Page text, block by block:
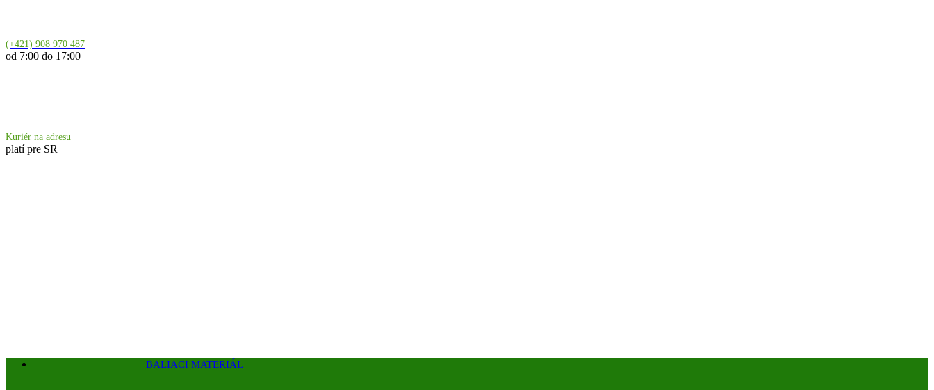
(+421) 908 970 487
od 7:00 do 17:00
Kuriér na adresu
platí pre SR
BALIACI MATERIÁL